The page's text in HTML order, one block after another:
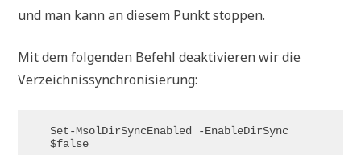
und man kann an diesem Punkt stoppen.
Mit dem folgenden Befehl deaktivieren wir die
Verzeichnissynchronisierung:
Set-MsolDirSyncEnabled -EnableDirSync
$false